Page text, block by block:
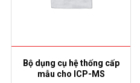
Bộ dụng cụ hệ thống cấp
mẫu cho ICP-MS